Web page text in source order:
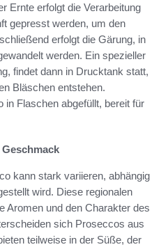
Ernte erfolgt die Verarbeitung
gepresst werden, um den
erfolgt die Gärung, in
werden. Ein spezieller
findet dann in Drucktank statt,
Bläschen entstehen.
Flaschen abgefüllt, bereit für
kann stark variieren, abhängig
wird. Diese regionalen
Aromen und den Charakter des
sich Proseccos aus
teilweise in der Süße, der